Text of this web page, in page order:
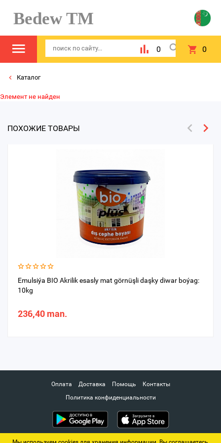
Bedew TM
0 0
Каталог
Элемент не найден
ПОХОЖИЕ ТОВАРЫ
Emulsiýa BIO Akrilik esasly mat görnüşli daşky diwar boýag:
10kg
236,40 man.
Оплата Доставка Помощь
Контакты
Политика конфиденциальности